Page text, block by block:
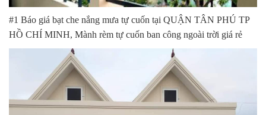
#1 Báo giá bạt che nắng mưa tự cuốn tại QUẬN TÂN PHÚ TP
HỒ CHÍ MINH, Mành rèm tự cuốn ban công ngoài trời giá rẻ